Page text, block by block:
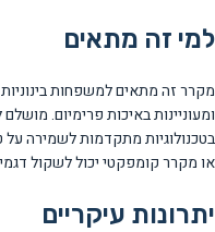
למי זה מתאים
מקרר זה מתאים למשפחות
ומעוניינות באיכות פרימיום.
בטכנולוגיות מתקדמות לשמירה על
או מקרר קומפקטי יכול לשקול
יתרונות עיקריים